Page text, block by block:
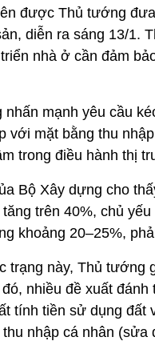
được Thủ tướng
diễn ra sáng 13/1.
nhà ở cần đảm
nhấn mạnh yêu cầu
với mặt bằng thu
trong điều hành thị
Bộ Xây dựng cho
trên 40%, chủ
khoảng 20–25%,
trạng này, Thủ tướng
nhiều đề xuất
tính tiền sử dụng đất
thu nhập cá nhân